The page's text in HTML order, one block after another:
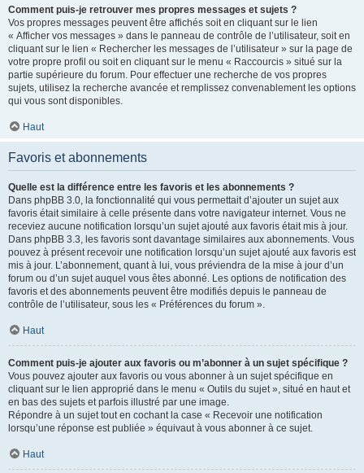
Comment puis-je retrouver mes propres messages et sujets ?
Vos propres messages peuvent être affichés soit en cliquant sur le lien
« Afficher vos messages » dans le panneau de contrôle de l’utilisateur, soit en
cliquant sur le lien « Rechercher les messages de l’utilisateur » sur la page de
votre propre profil ou soit en cliquant sur le menu « Raccourcis » situé sur la
partie supérieure du forum. Pour effectuer une recherche de vos propres
sujets, utilisez la recherche avancée et remplissez convenablement les options
qui vous sont disponibles.
Haut
Favoris et abonnements
Quelle est la différence entre les favoris et les abonnements ?
Dans phpBB 3.0, la fonctionnalité qui vous permettait d’ajouter un sujet aux
favoris était similaire à celle présente dans votre navigateur internet. Vous ne
receviez aucune notification lorsqu’un sujet ajouté aux favoris était mis à jour.
Dans phpBB 3.3, les favoris sont davantage similaires aux abonnements. Vous
pouvez à présent recevoir une notification lorsqu’un sujet ajouté aux favoris est
mis à jour. L’abonnement, quant à lui, vous préviendra de la mise à jour d’un
forum ou d’un sujet auquel vous êtes abonné. Les options de notification des
favoris et des abonnements peuvent être modifiés depuis le panneau de
contrôle de l’utilisateur, sous les « Préférences du forum ».
Haut
Comment puis-je ajouter aux favoris ou m’abonner à un sujet spécifique ?
Vous pouvez ajouter aux favoris ou vous abonner à un sujet spécifique en
cliquant sur le lien approprié dans le menu « Outils du sujet », situé en haut et
en bas des sujets et parfois illustré par une image.
Répondre à un sujet tout en cochant la case « Recevoir une notification
lorsqu’une réponse est publiée » équivaut à vous abonner à ce sujet.
Haut